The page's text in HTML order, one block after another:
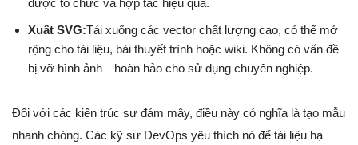
được tổ chức và hợp tác hiệu quả.
Xuất SVG:Tải xuống các vector chất lượng cao, có thể mở
rộng cho tài liệu, bài thuyết trình hoặc wiki. Không có vấn đề
bị vỡ hình ảnh—hoàn hảo cho sử dụng chuyên nghiệp.
Đối với các kiến trúc sư đám mây, điều này có nghĩa là tạo mẫu
nhanh chóng. Các kỹ sư DevOps yêu thích nó để tài liệu hạ